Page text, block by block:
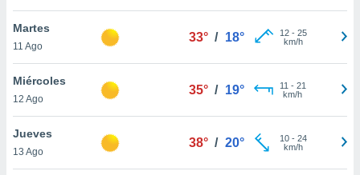
Martes
11 Ago
33° / 18° 12- 25
km/h
Miércoles
12 Ago
35° / 19° 11 - 21
km/h
Jueves
13 Ago
38° / 20° 10- 24
km/h